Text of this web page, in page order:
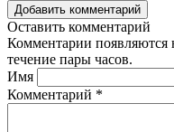
Добавить комментарий
Оставить комментарий
Комментарии появляются
течение пары часов.
Имя
Комментарий *